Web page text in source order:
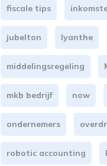
fiscale tips
jubelton lyanthe
middelingsregeling
mkb bedrijf now
ondernemers
robotic accounting